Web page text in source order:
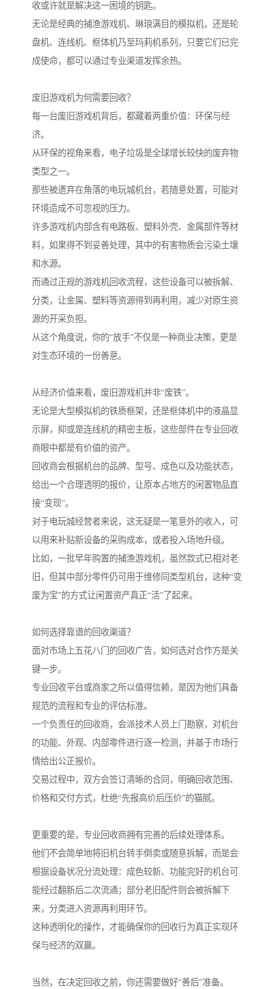
收或许就是解决这一困境的钥匙。
无论是经典的捕渔游戏机、琳琅满目的模拟机，还是轮
盘机、连线机、框体机乃至玛莉机系列，只要它们已完
成使命，都可以通过专业渠道发挥余热。
废旧游戏机为何需要回收？
每一台废旧游戏机背后，都藏着两重价值：环保与经
济。
从环保的视角来看，电子垃圾是全球增长较快的废弃物
类型之一。
那些被遗弃在角落的电玩城机台，若随意处置，可能对
环境造成不可忽视的压力。
许多游戏机内部含有电路板、塑料外壳、金属部件等材
料，如果得不到妥善处理，其中的有害物质会污染土壤
和水源。
而通过正规的游戏机回收流程，这些设备可以被拆解、
分类，让金属、塑料等资源得到再利用，减少对原生资
源的开采负担。
从这个角度说，你的“放手”不仅是一种商业决策，更是
对生态环境的一份善意。
从经济价值来看，废旧游戏机并非“废铁”。
无论是大型模拟机的铁质框架，还是框体机中的液晶显
示屏，抑或是连线机的精密主板，这些部件在专业回收
商眼中都是有价值的资产。
回收商会根据机台的品牌、型号、成色以及功能状态，
给出一个合理透明的报价，让原本占地方的闲置物品直
接“变现”。
对于电玩城经营者来说，这无疑是一笔意外的收入，可
以用来补贴新设备的采购成本，或者投入场地升级。
比如，一批早年购置的捕渔游戏机，虽然款式已相对老
旧，但其中部分零件仍可用于维修同类型机台，这种“变
废为宝”的方式让闲置资产真正“活”了起来。
如何选择靠谱的回收渠道？
面对市场上五花八门的回收广告，如何选对合作方是关
键一步。
专业回收平台或商家之所以值得信赖，是因为他们具备
规范的流程和专业的评估标准。
一个负责任的回收商，会派技术人员上门勘察，对机台
的功能、外观、内部零件进行逐一检测，并基于市场行
情给出公正报价。
交易过程中，双方会签订清晰的合同，明确回收范围、
价格和交付方式，杜绝“先报高价后压价”的猫腻。
更重要的是，专业回收商拥有完善的后续处理体系。
他们不会简单地将旧机台转手倒卖或随意拆解，而是会
根据设备状况分流处理：成色较新、功能完好的机台可
能经过翻新后二次流通；部分老旧配件则会被拆解下
来，分类进入资源再利用环节。
这种透明化的操作，才能确保你的回收行为真正实现环
保与经济的双赢。
当然，在决定回收之前，你还需要做好“善后”准备。